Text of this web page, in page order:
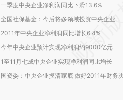
一季度中央企业净利润同比下滑13.6%
全国社保基金：今后将多领域投资中央企业
2011年中央企业净利润同比增长6.4%
今年中央企业预计实现净利润约9000亿元
1至11月七成中央企业实现净利润同比增长
国资委：中央企业摸清家底 做好2011年财务